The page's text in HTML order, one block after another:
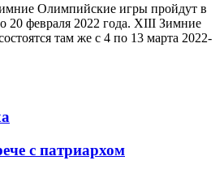
Олимпийские игры пройдут в
20 февраля 2022 года. XIII Зимние
там же с 4 по 13 марта 2022-
с патриархом